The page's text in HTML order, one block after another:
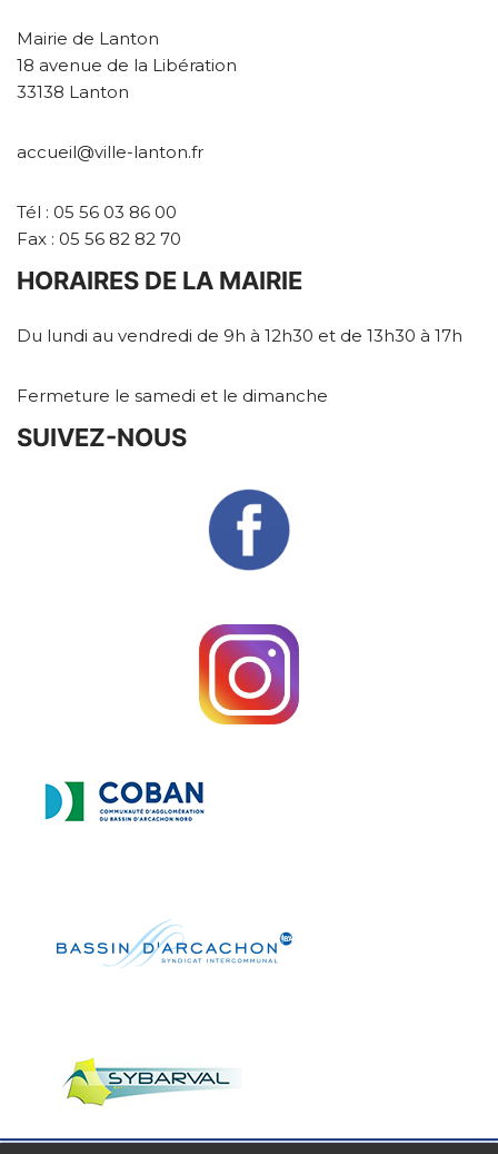
Mairie de Lanton
18 avenue de la Libération
33138 Lanton
accueil@ville-lanton.fr
Tél : 05 56 03 86 00
Fax : 05 56 82 82 70
HORAIRES DE LA MAIRIE
Du lundi au vendredi de 9h à 12h30 et de 13h30 à 17h
Fermeture le samedi et le dimanche
SUIVEZ-NOUS